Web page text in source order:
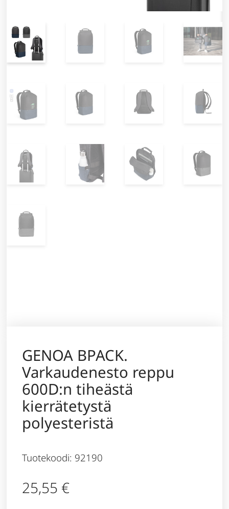
GENOA BPACK.
Varkaudenesto reppu
600D:n tiheästä
kierrätetystä
polyesteristä
Tuotekoodi: 92190
25,55 €